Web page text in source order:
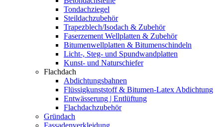
Tondachziegel
Steildachzubehör
Trapezblech/Isodach & Zubehör
Faserzement Wellplatten & Zubehör
Bitumenwellplatten & Bitumenschindeln
Licht-, Steg- und Spundwandplatten
Kunst- und Naturschiefer
Flachdach
Abdichtungsbahnen
Flüssigkunststoff & Bitumen-Latex Abdichtung
Entwässerung | Entlüftung
Flachdachzubehör
Gründach